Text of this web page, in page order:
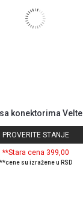
sa konektorima
PROVERITE STANJE
**Stara cena 399,00
**cene su izražene u RSD